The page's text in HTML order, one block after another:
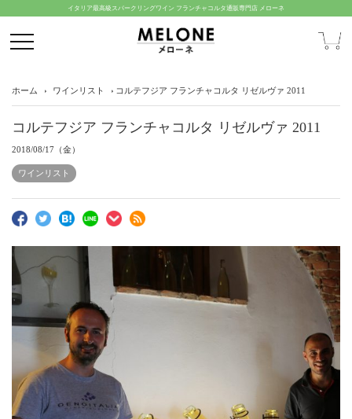
イタリア最高級スパークリングワイン フランチャコルタ通販専門店 メローネ
ホーム ワインリスト コルテフジア フランチャコルタ リゼルヴァ 2011
コルテフジア フランチャコルタ リゼルヴァ 2011
2018/08/17（金）
ワインリスト